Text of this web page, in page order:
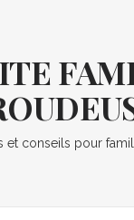
et conseils pour